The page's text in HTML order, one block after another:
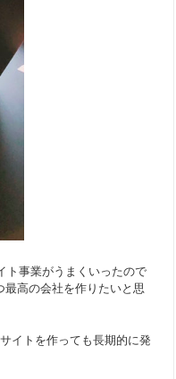
ト事業がうまくいったので
高の会社を作りたいと思
イトを作っても長期的に発